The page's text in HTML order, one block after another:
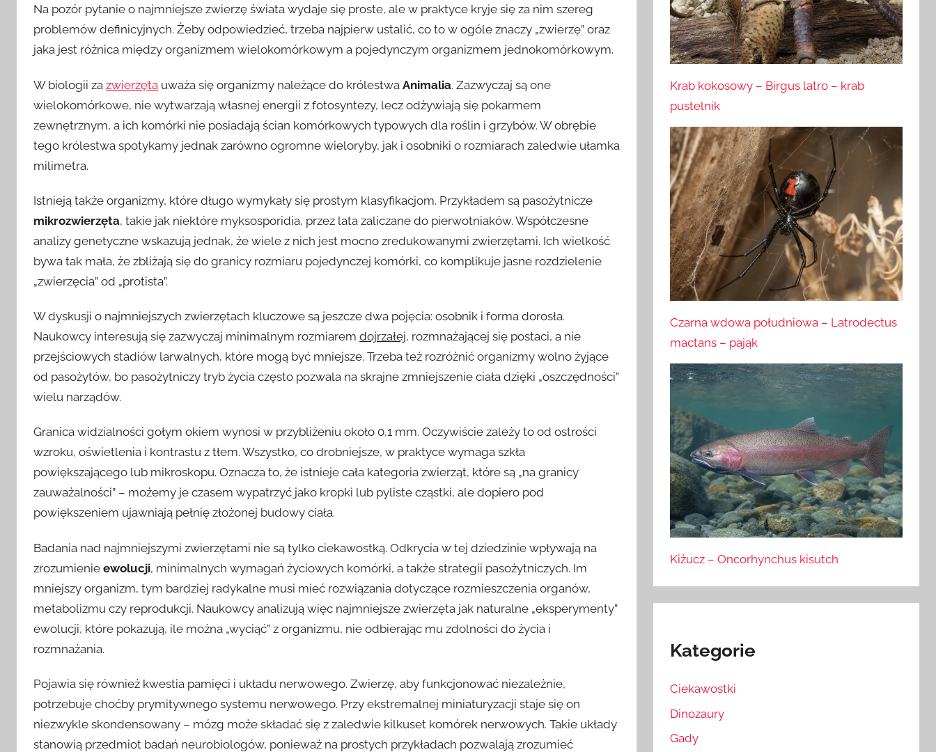
Na pozór pytanie o najmniejsze zwierzę świata wydaje się proste, ale w praktyce kryje się za nim szereg
problemów definicyjnych. Żeby odpowiedzieć, trzeba najpierw ustalić, co to w ogóle znaczy „zwierzę” oraz
jaka jest różnica między organizmem wielokomórkowym a pojedynczym organizmem jednokomórkowym.
W biologii za zwierzęta uważa się organizmy należące do królestwa Animalia. Zazwyczaj są one
wielokomórkowe, nie wytwarzają własnej energii z fotosyntezy, lecz odżywiają się pokarmem
zewnętrznym, a ich komórki nie posiadają ścian komórkowych typowych dla roślin i grzybów. W obrębie
tego królestwa spotykamy jednak zarówno ogromne wieloryby, jak i osobniki o rozmiarach zaledwie ułamka
milimetra.
Istnieją także organizmy, które długo wymykały się prostym klasyfikacjom. Przykładem są pasożytnicze
mikrozwierzęta, takie jak niektóre myksosporidia, przez lata zaliczane do pierwotniaków. Współczesne
analizy genetyczne wskazują jednak, że wiele z nich jest mocno zredukowanymi zwierzętami. Ich wielkość
bywa tak mała, że zbliżają się do granicy rozmiaru pojedynczej komórki, co komplikuje jasne rozdzielenie
„zwierzęcia” od „protista”.
W dyskusji o najmniejszych zwierzętach kluczowe są jeszcze dwa pojęcia: osobnik i forma dorosła.
Naukowcy interesują się zazwyczaj minimalnym rozmiarem dojrzałej, rozmnażającej się postaci, a nie
przejściowych stadiów larwalnych, które mogą być mniejsze. Trzeba też rozróżnić organizmy wolno żyjące
od pasożytów, bo pasożytniczy tryb życia często pozwala na skrajne zmniejszenie ciała dzięki „oszczędności”
wielu narządów.
Granica widzialności gołym okiem wynosi w przybliżeniu około 0,1 mm. Oczywiście zależy to od ostrości
wzroku, oświetlenia i kontrastu z tłem. Wszystko, co drobniejsze, w praktyce wymaga szkła
powiększającego lub mikroskopu. Oznacza to, że istnieje cała kategoria zwierząt, które są „na granicy
zauważalności” – możemy je czasem wypatrzyć jako kropki lub pyliste cząstki, ale dopiero pod
powiększeniem ujawniają pełnię złożonej budowy ciała.
Badania nad najmniejszymi zwierzętami nie są tylko ciekawostką. Odkrycia w tej dziedzinie wpływają na
zrozumienie ewolucji, minimalnych wymagań życiowych komórki, a także strategii pasożytniczych. Im
mniejszy organizm, tym bardziej radykalne musi mieć rozwiązania dotyczące rozmieszczenia organów,
metabolizmu czy reprodukcji. Naukowcy analizują więc najmniejsze zwierzęta jak naturalne „eksperymenty”
ewolucji, które pokazują, ile można „wyciąć” z organizmu, nie odbierając mu zdolności do życia i
rozmnażania.
Pojawia się również kwestia pamięci i układu nerwowego. Zwierzę, aby funkcjonować niezależnie,
potrzebuje choćby prymitywnego systemu nerwowego. Przy ekstremalnej miniaturyzacji staje się on
niezwykle skondensowany – mózg może składać się z zaledwie kilkuset komórek nerwowych. Takie układy
stanowią przedmiot badań neurobiologów, ponieważ na prostych przykładach pozwalają zrozumieć
Krab kokosowy – Birgus latro – krab
pustelnik
Czarna wdowa południowa – Latrodectus
mactans – pająk
Kiżucz – Oncorhynchus kisutch
Kategorie
Ciekawostki
Dinozaury
Gady